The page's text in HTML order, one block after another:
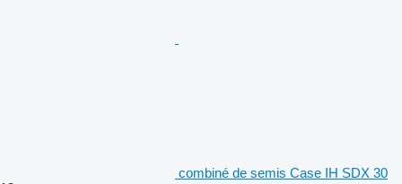
combiné de semis Case IH SDX 30